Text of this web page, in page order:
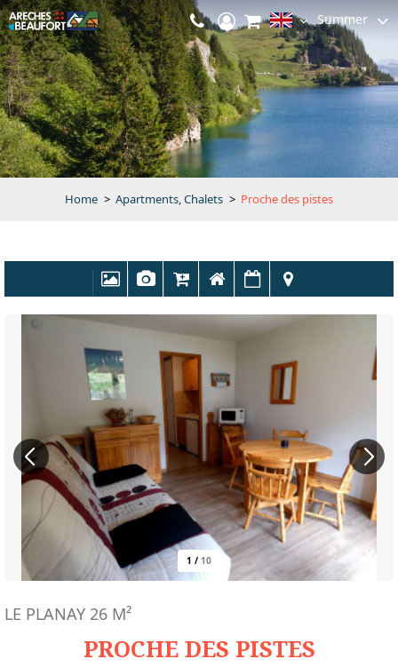
Summer
Home > Apartments, Chalets > Proche des pistes
1 / 10
PROCHE DES PISTES
LE PLANAY 26 M²